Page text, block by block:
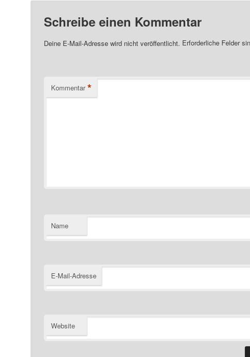
Schreibe einen Kommentar
Deine E-Mail-Adresse wird nicht veröffentlicht. Erforderliche Felder
Kommentar *
Name
E-Mail-Adresse
Website